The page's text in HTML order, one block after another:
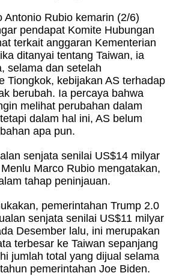
Antonio Rubio kemarin (2/6)
pendapat Komite Hubungan
terkait anggaran Kementerian
ditanyai tentang Taiwan, ia
selama dan setelah
Tiongkok, kebijakan AS terhadap
berubah. Ia percaya bahwa
melihat perubahan dalam
dalam hal ini, AS belum
apa pun.
senjata senilai US$14 milyar
Marco Rubio mengatakan,
tahap peninjauan.
pemerintahan Trump 2.0
senjata senilai US$11 milyar
Desember lalu, ini merupakan
terbesar ke Taiwan sepanjang
jumlah total yang dijual selama
pemerintahan Joe Biden.